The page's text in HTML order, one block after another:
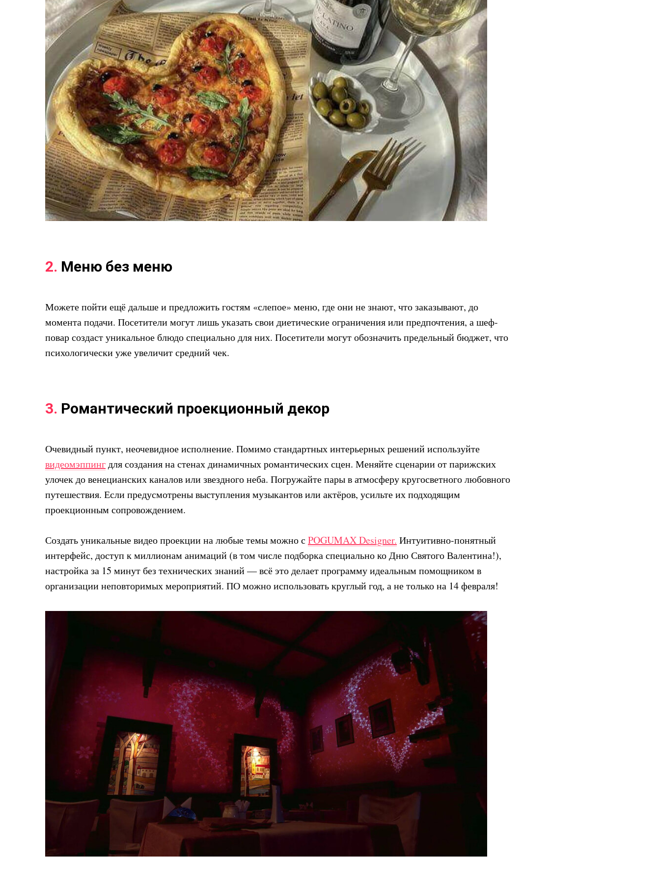
2. Меню без меню
Можете пойти ещё дальше и предложить гостям «слепое» меню, где они не знают, что заказывают, до
момента подачи. Посетители могут лишь указать свои диетические ограничения или предпочтения, а шеф-
повар создаст уникальное блюдо специально для них. Посетители могут обозначить предельный бюджет, что
психологически уже увеличит средний чек.
3. Романтический проекционный декор
Очевидный пункт, неочевидное исполнение. Помимо стандартных интерьерных решений используйте
видеомэппингдля создания на стенах динамичных романтических сцен. Меняйте сценарии от парижских
улочек до венецианских каналов или звездного неба. Погружайте пары в атмосферу кругосветного любовного
путешествия. Если предусмотрены выступления музыкантов или актёров, усильте их подходящим
проекционным сопровождением.
Создать уникальные видео проекции на любые темы можно с POGUMAX Designer. Интуитивно-понятный
интерфейс, доступ к миллионам анимаций (в том числе подборка специально ко Дню Святого Валентина!),
настройка за 15 минут без технических знаний — всё это делает программу идеальным помощником в
организации неповторимых мероприятий. ПО можно использовать круглый год, а не только на 14 февраля!